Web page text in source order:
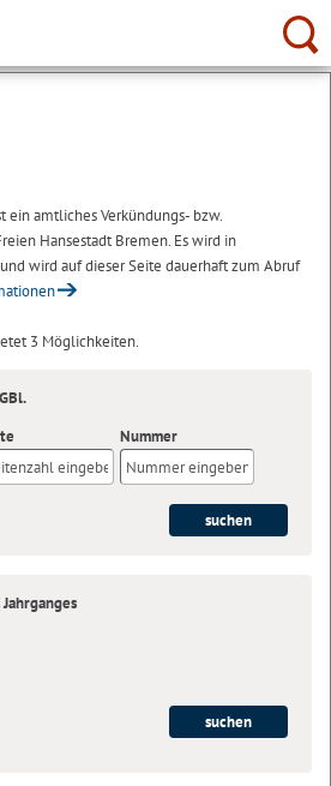
ein amtliches Verkündungs- bzw.
Hansestadt Bremen. Es wird in
wird auf dieser Seite dauerhaft zum Abruf
3 Möglichkeiten.
Nummer